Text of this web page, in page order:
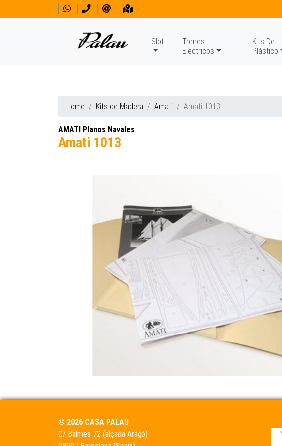
Slot
Trenes
Eléctricos
Kits De
Plástico
Home Kits de Madera Amati Amati 1013
AMATI Planos Navales
Amati 1013
© 2026 CASA PALAU
C/ Balmes 72 (alçada Aragó)